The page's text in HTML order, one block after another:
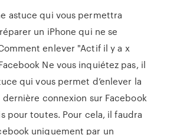
astuce qui vous permettra
un iPhone qui ne se
enlever "Actif il y a x
Ne vous inquiétez pas, il
qui vous permet d’enlever la
connexion sur Facebook
pour toutes. Pour cela, il faudra
uniquement par un